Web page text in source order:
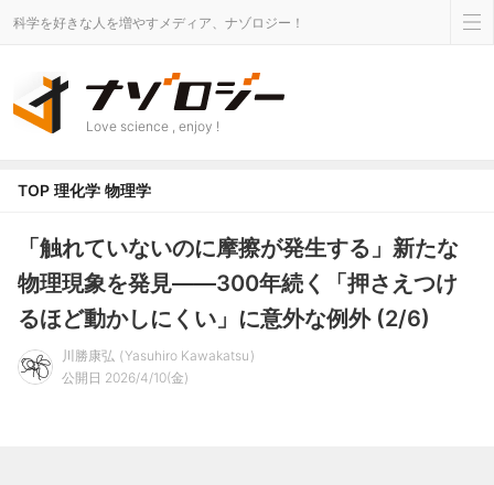
科学を好きな人を増やすメディア、ナゾロジー！
Love science , enjoy !
TOP 理化学 物理学
「触れていないのに摩擦が発生する」新たな
物理現象を発見――300年続く「押さえつけ
るほど動かしにくい」に意外な例外 (2/6)
川勝康弘
Yasuhiro Kawakatsu
公開日 2026/4/10(金)